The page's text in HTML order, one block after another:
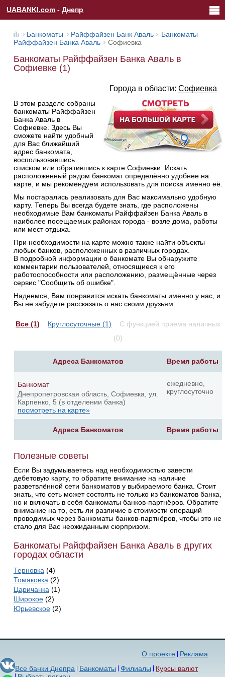
UABANKI.com -Днепр
Банкоматы Райффайзен Банк Аваль
Банкоматы
Райффайзен Банка Аваль
Софиевка
Банкоматы Райффайзен Банка Аваль в
Софиевке (1)
Города в области: Софиевка
В этом разделе собраны
банкоматы Райффайзен
Банка Аваль в
Софиевке. Здесь Вы
сможете найти удобный
для Вас ближайший
адрес банкомата,
воспользовавшись
списком или обратившись к карте Софиевки. Искать
расположенный рядом банкомат определённо удобнее на
карте, и мы рекомендуем использовать для поиска именно её.
Мы постарались реализовать для Вас максимально удобную
карту. Теперь Вы всегда будете знать, где расположены
необходимые Вам банкоматы Райффайзен Банка Аваль в
наиболее посещаемых районах города - возле дома, работы
или мест отдыха.
При необходимости на карте можно также найти объекты
любых банков, расположенных в различных городах.
В подробной информации о банкомате Вы обнаружите
комментарии пользователей, относящиеся к его
работоспособности или расположению, размещённые через
сервис "Сообщить об ошибке".
Надеемся, Вам понравится искать банкоматы именно у нас, и
Вы не забудете рассказать о нас своим друзьям.
Все (1) Круглосуточные (1)
С функцией приема наличных
(0)
Адреса Банкоматов Время работы
Адреса Банкоматов Время работы
Банкомат
Днепропетровская область, Софиевка, ул.
Карпенко, 5 (в отделении банка)
посмотреть на карте»
ежедневно,
круглосуточно
Полезные советы
Если Вы задумываетесь над необходимостью завести
дебетовую карту, то обратите внимание на наличие
разветвлённой сети банкоматов у выбираемого банка. Стоит
знать, что сеть может состоять не только из банкоматов банка,
но и включать в себя банкоматы банков-партнёров. Обратите
внимание на то, есть ли различие в стоимости операций
проводимых через банкоматы банков-партнёров, чтобы это не
стало для Вас неожиданным сюрпризом.
Банкоматы Райффайзен Банка Аваль в других
городах области
Терновка (4)
Томаковка (2)
Царичанка (1)
Широкое(2)
Юрьевское(2)
Реклама
О проекте
Все банки Днепра
Банкоматы Филиалы
Курсы валют